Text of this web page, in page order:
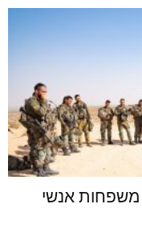
משפחות אנשי